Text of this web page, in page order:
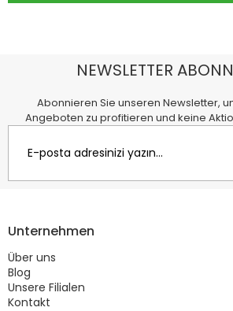
NEWSLETTER
Abonnieren Sie unseren Newsletter,
Angeboten zu profitieren und keine
Unternehmen
Über uns
Blog
Unsere Filialen
Kontakt